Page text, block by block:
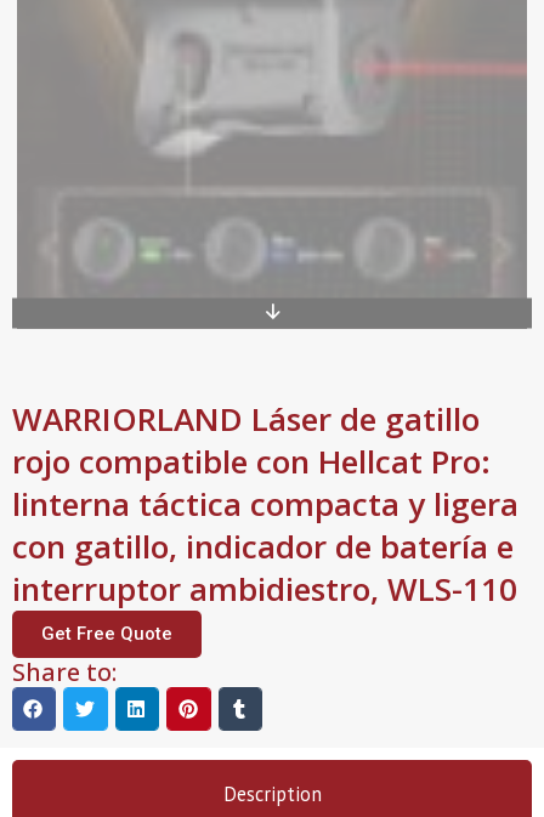
WARRIORLAND Láser de gatillo
rojo compatible con Hellcat Pro:
linterna táctica compacta y ligera
con gatillo, indicador de batería e
interruptor ambidiestro, WLS-110
Get Free Quote
Share to:
Description